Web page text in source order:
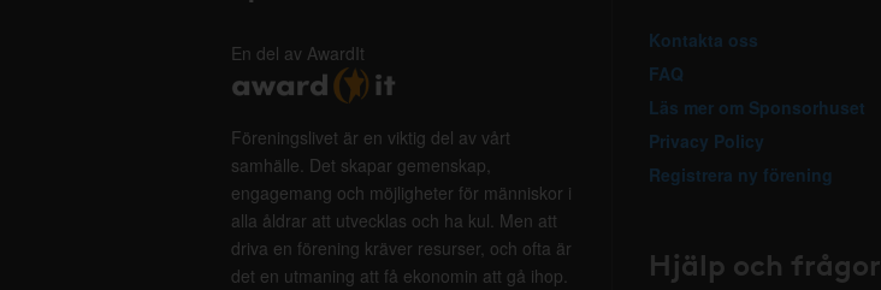
En del av AwardIt
Föreningslivet är en viktig del av vårt
samhälle. Det skapar gemenskap,
engagemang och möjligheter för människor i
alla åldrar att utvecklas och ha kul. Men att
driva en förening kräver resurser, och ofta är
det en utmaning att få ekonomin att gå ihop.
Kontakta oss
FAQ
Läs mer om Sponsorhuset
Privacy Policy
Registrera ny förening
Hjälp och frågor